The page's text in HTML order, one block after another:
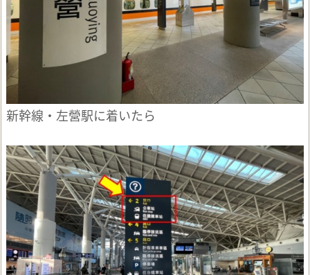
新幹線・左營駅に着いたら